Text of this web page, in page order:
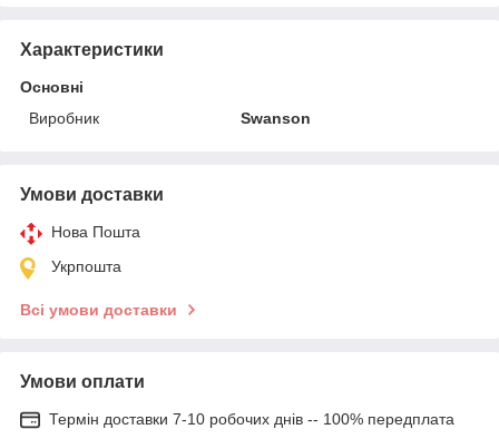
Характеристики
Основні
Виробник
Swanson
Умови доставки
Нова Пошта
Укрпошта
Всі умови доставки
Умови оплати
Термін доставки 7-10 робочих днів -- 100% передплата